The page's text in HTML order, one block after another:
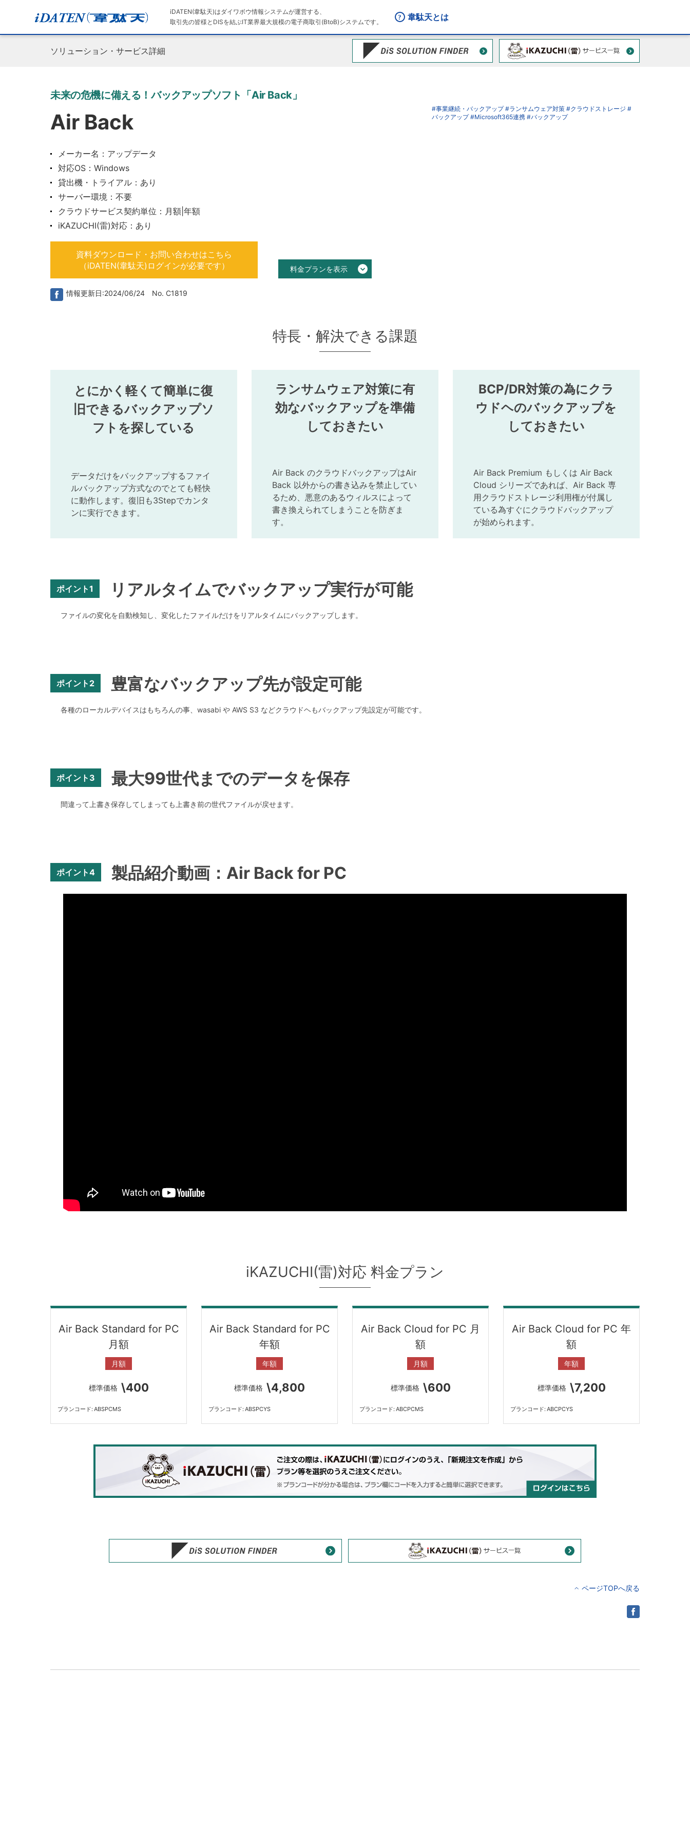
iDATEN(韋駄天)はダイワボウ情報システムが運営する、
取引先の皆様とDISを結ぶIT業界最大規模の電子商取引(BtoB)システムです。
韋駄天とは
ソリューション・サービス詳細
未来の危機に備える！バックアップソフト「Air Back」
Air Back
メーカー名：アップデータ
対応OS：Windows
貸出機・トライアル：あり
サーバー環境：不要
クラウドサービス契約単位：月額|年額
iKAZUCHI(雷)対応：あり
資料ダウンロード・お問い合わせはこちら
（iDATEN(韋駄天)ログインが必要です）
料金プランを表示
情報更新日:2024/06/24 No. C1819
#事業継続・バックアップ #ランサムウェア対策 #クラウドストレージ #
バックアップ #Microsoft365連携 #バックアップ
特長・解決できる課題
とにかく軽くて簡単に復
旧できるバックアップソ
フトを探している
データだけをバックアップするファイ
ルバックアップ方式なのでとても軽快
に動作します。復旧も3Stepでカンタ
ンに実行できます。
ランサムウェア対策に有
効なバックアップを準備
しておきたい
Air Back のクラウドバックアップはAir
Back 以外からの書き込みを禁止してい
るため、悪意のあるウィルスによって
書き換えられてしまうことを防ぎま
す。
BCP/DR対策の為にクラ
ウドヘのバックアップを
しておきたい
Air Back Premium もしくは Air Back
Cloud シリーズであれば、Air Back 専
用クラウドストレージ利用権が付属し
ている為すぐにクラウドバックアップ
が始められます。
ポイント1 リアルタイムでバックアップ実行が可能
ファイルの変化を自動検知し、変化したファイルだけをリアルタイムにバックアップします。
ポイント2 豊富なバックアップ先が設定可能
各種のローカルデバイスはもちろんの事、wasabi や AWS S3 などクラウドヘもバックアップ先設定が可能です。
ポイント3 最大99世代までのデータを保存
間違って上書き保存してしまっても上書き前の世代ファイルが戻せます。
ポイント4 製品紹介動画：Air Back for PC
iKAZUCHI(雷)対応 料金プラン
Air Back Standard for PC
月額
月額
標準価格 \400
プランコード ABSPCMS
Air Back Standard for PC
年額
年額
標準価格 \4,800
プランコード ABSPCYS
Air Back Cloud for PC 月
額
月額
標準価格 \600
プランコード ABCPCMS
Air Back Cloud for PC 年
額
年額
標準価格 \7,200
プランコード ABCPCYS
ページTOPへ戻る